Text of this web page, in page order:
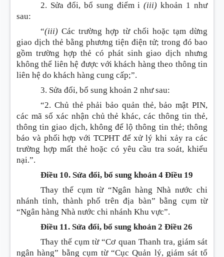
2. Sửa đổi, bổ sung điểm i(iii) khoản 1 như
sau:
“(iii) Các trường hợp từ chối hoặc tạm dừng
giao dịch thẻ bằng phương tiện điện tử; trong đó bao
gồm trường hợp thẻ có phát sinh giao dịch nhưng
không thể liên hệ được với khách hàng theo thông tin
liên hệ do khách hàng cung cấp;”.
3. Sửa đổi, bổ sung khoản 2 như sau:
“2. Chủ thẻ phải bảo quản thẻ, bảo mật PIN,
các mã số xác nhận chủ thẻ khác, các thông tin thẻ,
thông tin giao dịch, không để lộ thông tin thẻ; thông
báo và phối hợp với TCPHT để xử lý khi xảy ra các
trường hợp mất thẻ hoặc có yêu cầu tra soát, khiếu
nại.”.
Điều 10. Sửa đổi, bổ sung khoản 4 Điều 19
Thay thế cụm từ “Ngân hàng Nhà nước chi
nhánh tỉnh, thành phố trên địa bàn” bằng cụm từ
“Ngân hàng Nhà nước chi nhánh Khu vực”.
Điều 11. Sửa đổi, bổ sung khoản 2 Điều 26
Thay thế cụm từ “Cơ quan Thanh tra, giám sát
ngân hàng” bằng cụm từ “Cục Quản lý, giám sát tổ